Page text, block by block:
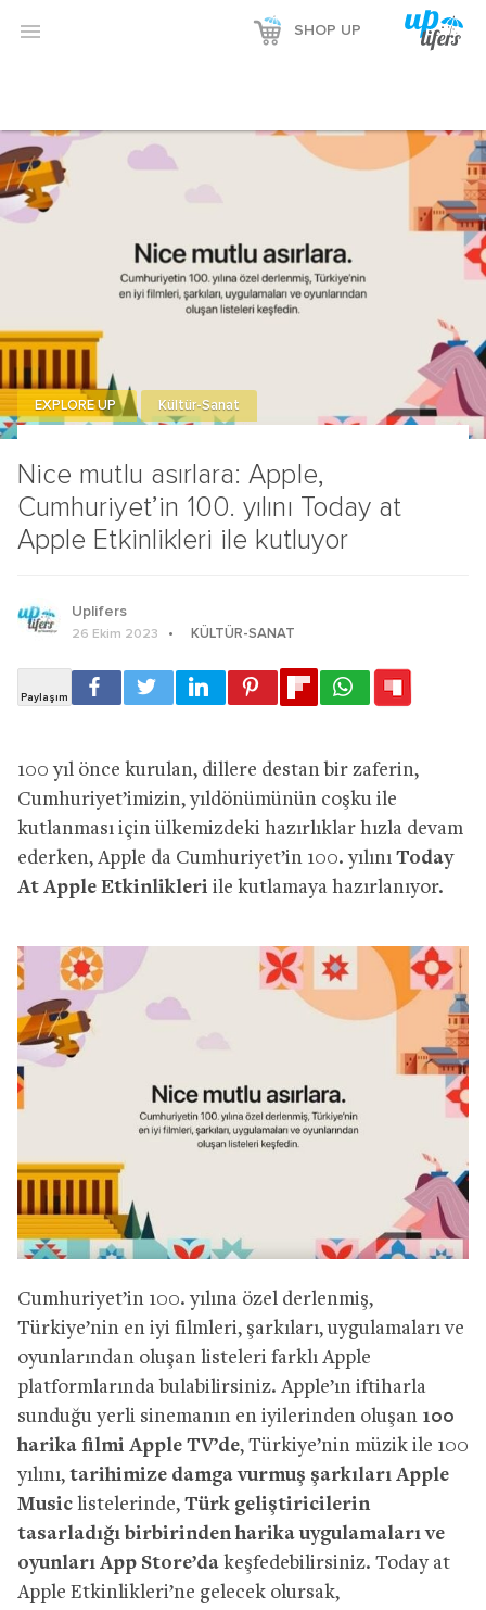
 SHOP UP
Nice mutlu asırlara: Apple,
Cumhuriyet’in 100. yılını Today at
Apple Etkinlikleri ile kutluyor
EXPLORE UP Kültür-Sanat
Uplifers
26 Ekim 2023 KÜLTÜR-SANAT
100 yıl önce kurulan, dillere destan bir zaferin,
Cumhuriyet’imizin, yıldönümünün coşku ile
kutlanması için ülkemizdeki hazırlıklar hızla devam
ederken, Apple da Cumhuriyet’in 100. yılını Today
At Apple Etkinlikleri ile kutlamaya hazırlanıyor.
Cumhuriyet’in 100. yılına özel derlenmiş,
Türkiye’nin en iyi filmleri, şarkıları, uygulamaları ve
oyunlarından oluşan listeleri farklı Apple
platformlarında bulabilirsiniz. Apple’ın iftiharla
sunduğu yerli sinemanın en iyilerinden oluşan 100
harika filmi Apple TV’de, Türkiye’nin müzik ile 100
yılını, tarihimize damga vurmuş şarkıları Apple
Music listelerinde, Türk geliştiricilerin
tasarladığı birbirinden harika uygulamaları ve
oyunları App Store’da keşfedebilirsiniz. Today at
Apple Etkinlikleri’ne gelecek olursak,